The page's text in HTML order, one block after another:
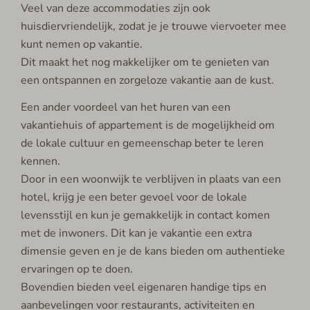
Veel van deze accommodaties zijn ook
huisdiervriendelijk, zodat je je trouwe viervoeter mee
kunt nemen op vakantie.
Dit maakt het nog makkelijker om te genieten van
een ontspannen en zorgeloze vakantie aan de kust.
Een ander voordeel van het huren van een
vakantiehuis of appartement is de mogelijkheid om
de lokale cultuur en gemeenschap beter te leren
kennen.
Door in een woonwijk te verblijven in plaats van een
hotel, krijg je een beter gevoel voor de lokale
levensstijl en kun je gemakkelijk in contact komen
met de inwoners. Dit kan je vakantie een extra
dimensie geven en je de kans bieden om authentieke
ervaringen op te doen.
Bovendien bieden veel eigenaren handige tips en
aanbevelingen voor restaurants, activiteiten en